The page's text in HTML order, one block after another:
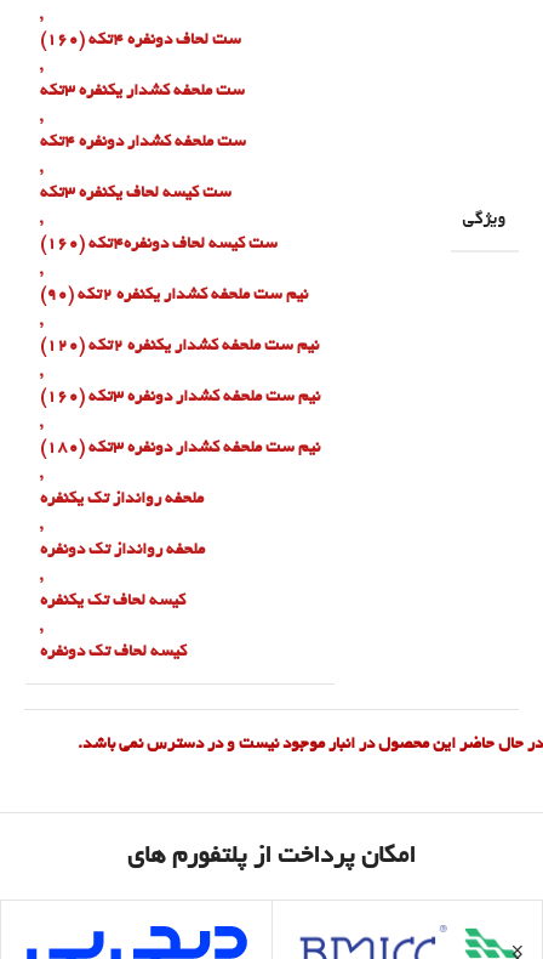
ویژگی
,
ست لحاف دونفره ۴تکه (160)
,
ست ملحفه کشدار یکنفره ۳تکه
,
ست ملحفه کشدار دونفره ۴تکه
,
ست کیسه لحاف یکنفره ۳تکه
,
ست کیسه لحاف دونفره۴تکه (160)
,
نیم ست ملحفه کشدار یکنفره ۲تکه (90)
,
نیم ست ملحفه کشدار یکنفره ۲تکه (120)
,
نیم ست ملحفه کشدار دونفره ۳تکه (160)
,
نیم ست ملحفه کشدار دونفره ۳تکه (180)
,
ملحفه روانداز تک یکنفره
,
ملحفه روانداز تک دونفره
,
کیسه لحاف تک یکنفره
,
کیسه لحاف تک دونفره
در حال حاضر این محصول در انبار موجود نیست و در دسترس نمی باشد.
امکان پرداخت از پلتفورم های